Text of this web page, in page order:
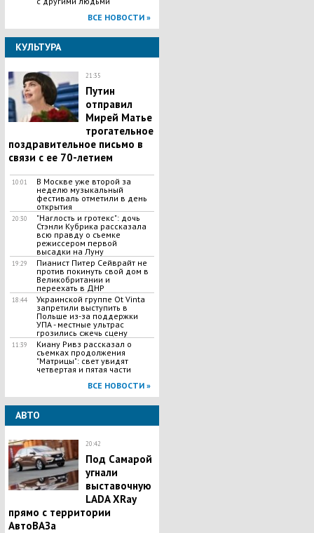
ВСЕ НОВОСТИ »
КУЛЬТУРА
21:35
Путин
отправил
Мирей Матье
трогательное
поздравительное письмо в
связи с ее 70-летием
10:01
В Москве уже второй за
неделю музыкальный
фестиваль отметили в день
открытия
20:30
"Наглость и гротекс": дочь
Стэнли Кубрика рассказала
всю правду о съемке
режиссером первой
высадки на Луну
19:29
Пианист Питер Сейврайт не
против покинуть свой дом в
Великобритании и
переехать в ДНР
18:44
Украинской группе Ot Vinta
запретили выступить в
Польше из-за поддержки
УПА - местные ультрас
грозились сжечь сцену
11:39
Киану Ривз рассказал о
съемках продолжения
"Матрицы": свет увидят
четвертая и пятая части
ВСЕ НОВОСТИ »
АВТО
20:42
Под Самарой
угнали
выставочную
LADA XRay
прямо с территории
АвтоВАЗа